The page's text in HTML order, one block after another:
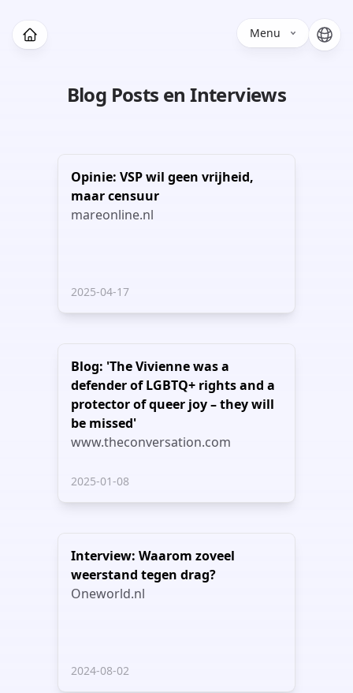
Menu
Blog Posts en Interviews
Opinie: VSP wil geen vrijheid,
maar censuur
mareonline.nl
2025-04-17
Blog: 'The Vivienne was a
defender of LGBTQ+ rights and a
protector of queer joy – they will
be missed'
www.theconversation.com
2025-01-08
Interview: Waarom zoveel
weerstand tegen drag?
Oneworld.nl
2024-08-02